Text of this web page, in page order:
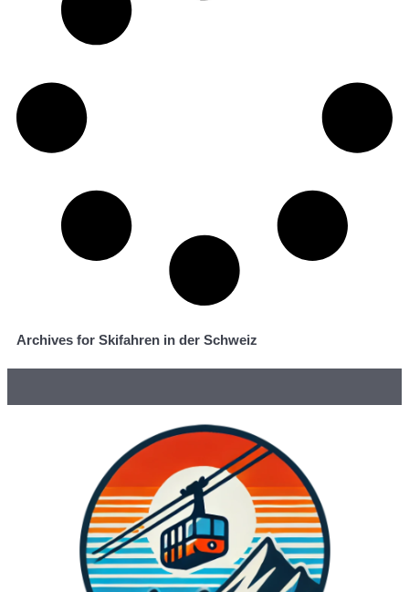
Archives for Skifahren in der Schweiz